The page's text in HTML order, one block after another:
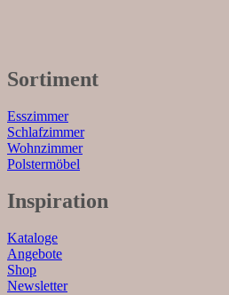
Sortiment
Esszimmer
Schlafzimmer
Wohnzimmer
Polstermöbel
Inspiration
Kataloge
Angebote
Shop
Newsletter